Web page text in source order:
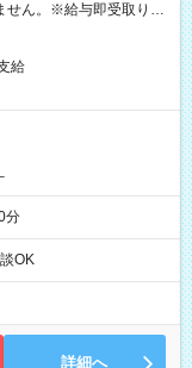
せん。※給与即受取りサ
給
分
OK
詳細へ